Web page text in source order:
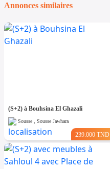
Annonces similaires
(S+2) à Bouhsina El Ghazali
Sousse , Sousse Jawhara
239.000 TND